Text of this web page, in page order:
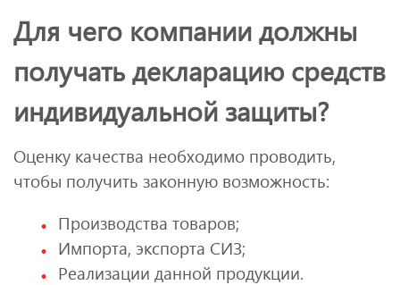
Для чего компании должны
получать декларацию средств
индивидуальной защиты?
Оценку качества необходимо проводить,
чтобы получить законную возможность:
Производства товаров;
Импорта, экспорта СИЗ;
Реализации данной продукции.